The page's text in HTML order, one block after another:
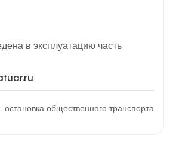
в эксплуатацию часть
общественного транспорта